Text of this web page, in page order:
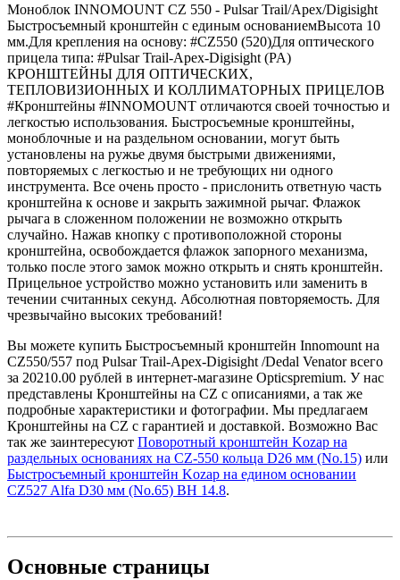
Моноблок INNOMOUNT CZ 550 - Pulsar Trail/Apex/Digisight
Быстросъемный кронштейн с единым основаниемВысота 10
мм.Для крепления на основу: #CZ550 (520)Для оптического
прицела типа: #Pulsar Trail-Apex-Digisight (PA)
КРОНШТЕЙНЫ ДЛЯ ОПТИЧЕСКИХ,
ТЕПЛОВИЗИОННЫХ И КОЛЛИМАТОРНЫХ ПРИЦЕЛОВ
#Кронштейны #INNOMOUNT отличаются своей точностью и
легкостью использования. Быстросъемные кронштейны,
моноблочные и на раздельном основании, могут быть
установлены на ружье двумя быстрыми движениями,
повторяемых с легкостью и не требующих ни одного
инструмента. Все очень просто - прислонить ответную часть
кронштейна к основе и закрыть зажимной рычаг. Флажок
рычага в сложенном положении не возможно открыть
случайно. Нажав кнопку с противоположной стороны
кронштейна, освобождается флажок запорного механизма,
только после этого замок можно открыть и снять кронштейн.
Прицельное устройство можно установить или заменить в
течении считанных секунд. Абсолютная повторяемость. Для
чрезвычайно высоких требований!
Вы можете купить Быстросъемный кронштейн Innomount на
CZ550/557 под Pulsar Trail-Apex-Digisight /Dedal Venator всего
за 20210.00 рублей в интернет-магазине Opticspremium. У нас
представлены Кронштейны на CZ с описаниями, а так же
подробные характеристики и фотографии. Мы предлагаем
Кронштейны на CZ с гарантией и доставкой. Возможно Вас
так же заинтересуют Поворотный кронштейн Kozap на
раздельных основаниях на CZ-550 кольца D26 мм (No.15) или
Быстросъемный кронштейн Kozap на едином основании
CZ527 Alfa D30 мм (No.65) BH 14.8.
Основные страницы